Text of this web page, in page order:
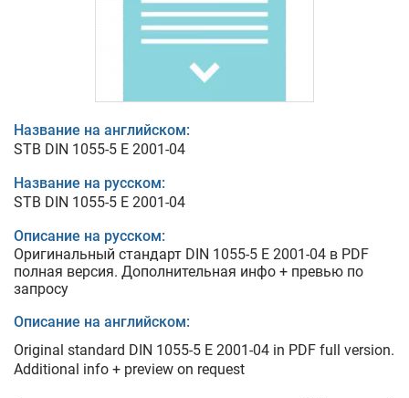
Название на английском:
STB DIN 1055-5 E 2001-04
Название на русском:
STB DIN 1055-5 E 2001-04
Описание на русском:
Оригинальный стандарт DIN 1055-5 E 2001-04 в PDF
полная версия. Дополнительная инфо + превью по
запросу
Описание на английском:
Original standard DIN 1055-5 E 2001-04 in PDF full version.
Additional info + preview on request